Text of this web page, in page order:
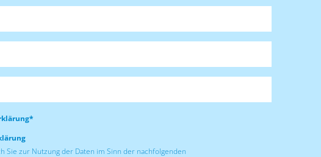
Sie zur Nutzung der Daten im Sinn der nachfolgenden